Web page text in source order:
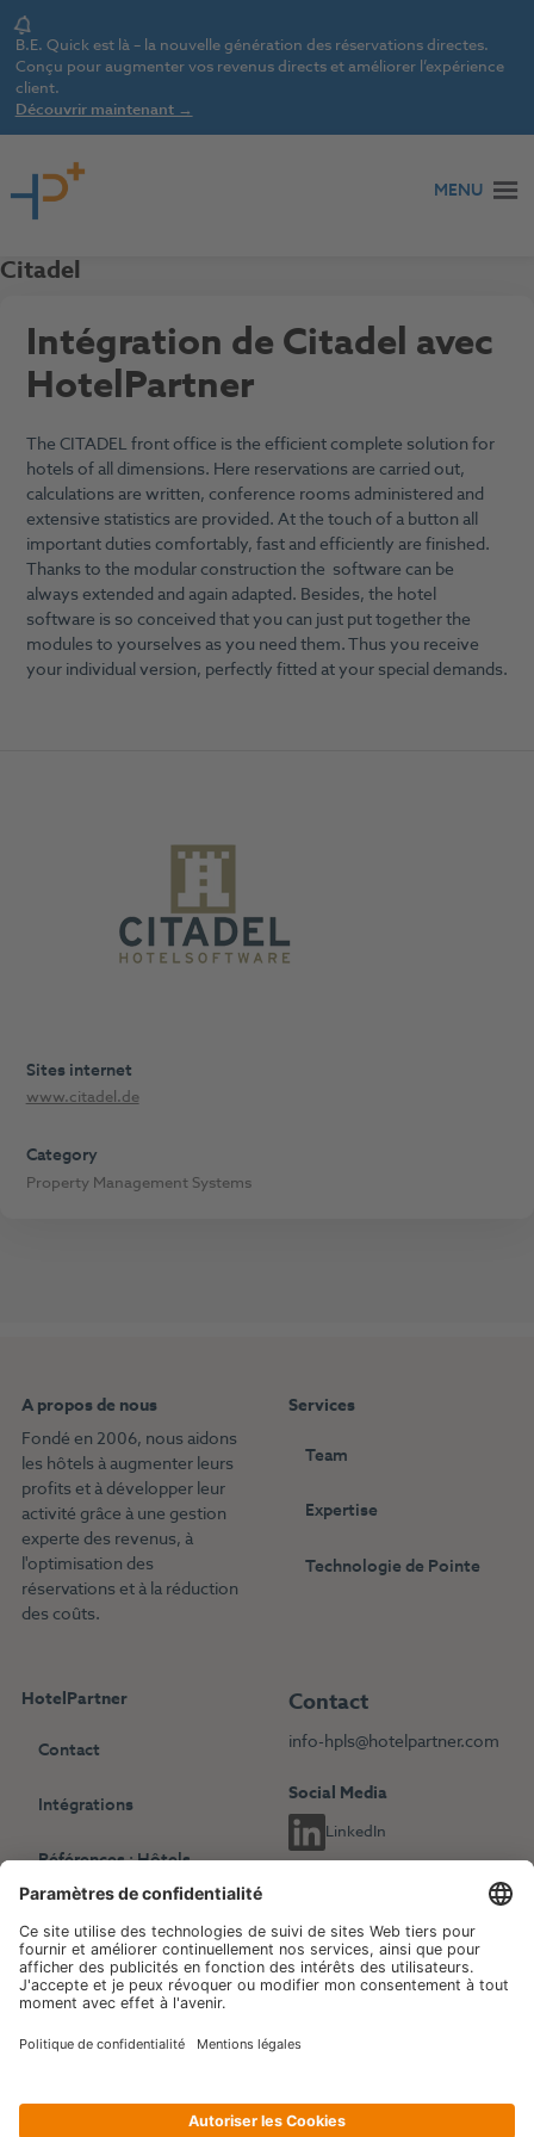
Notice
B.E. Quick est là – la nouvelle génération des réservations directes.
Conçu pour augmenter vos revenus directs et améliorer l’expérience
client.
Découvrir maintenant →
MENU
Citadel
Intégration de Citadel avec
HotelPartner
The CITADEL front office is the efficient complete solution for
hotels of all dimensions. Here reservations are carried out,
calculations are written, conference rooms administered and
extensive statistics are provided. At the touch of a button all
important duties comfortably, fast and efficiently are finished.
Thanks to the modular construction the software can be
always extended and again adapted. Besides, the hotel
software is so conceived that you can just put together the
modules to yourselves as you need them. Thus you receive
your individual version, perfectly fitted at your special demands.
Sites internet
www.citadel.de
Category
Property Management Systems
A propos de nous
Fondé en 2006, nous aidons
les hôtels à augmenter leurs
profits et à développer leur
activité grâce à une gestion
experte des revenus, à
l'optimisation des
réservations et à la réduction
des coûts.
Services
Team
Expertise
Technologie de Pointe
HotelPartner
Contact
Intégrations
Références : Hôtels
indépendants
Références : Chaînes
hôtelières
Blog
Evénements
Contact
info-hpls@hotelpartner.com
Social Media
LinkedIn
Choisissez une autre langue
English Deutsch